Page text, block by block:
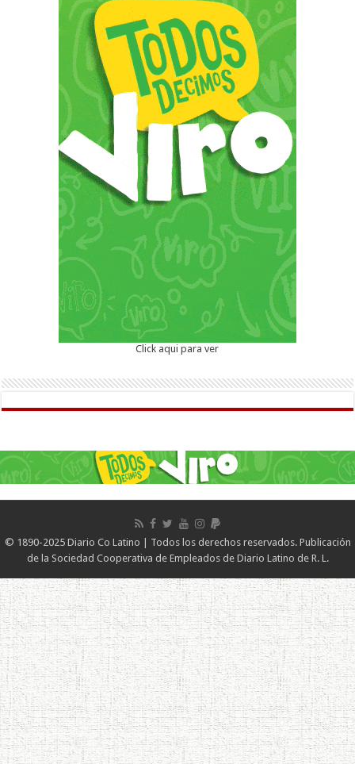
Click aqui para ver
© 1890-2025 Diario Co Latino | Todos los derechos reservados. Publicación
de la Sociedad Cooperativa de Empleados de Diario Latino de R. L.